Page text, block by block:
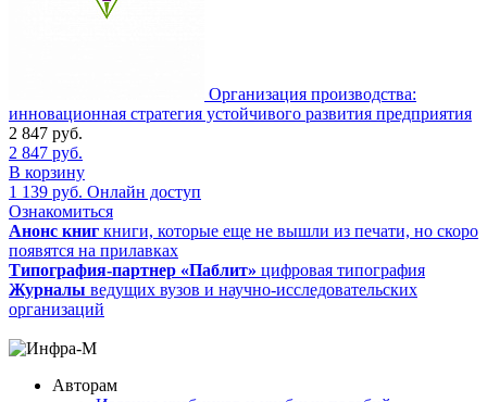
Организация производства:
инновационная стратегия устойчивого развития предприятия
2 847 руб.
2 847 руб.
В корзину
1 139 руб. Онлайн доступ
Ознакомиться
Анонс книг книги, которые еще не вышли из печати, но скоро
появятся на прилавках
Типография-партнер «Паблит» цифровая типография
Журналы ведущих вузов и научно-исследовательских
организаций
Авторам